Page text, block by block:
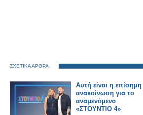
ΣΧΕΤΙΚΑ ΑΡΘΡΑ
Αυτή είναι η επίσημη
ανακοίνωση για το
αναμενόμενο
«ΣΤΟΥΝΤΙΟ 4»